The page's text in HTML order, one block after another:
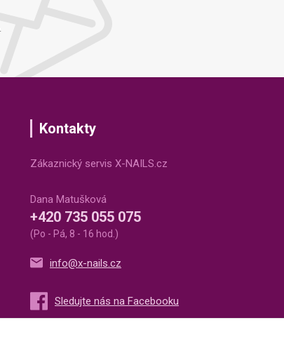
Kontakty
Zákaznický servis X-NAILS.cz
Dana Matušková
+420 735 055 075
(Po - Pá, 8 - 16 hod.)
info@x-nails.cz